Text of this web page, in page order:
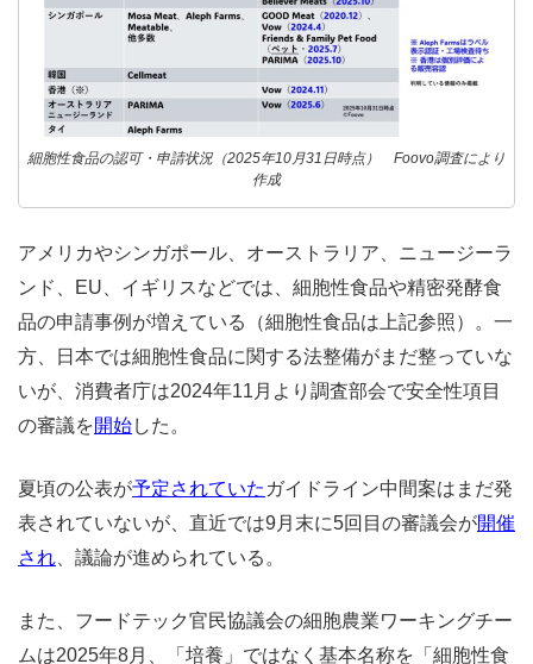
細胞性食品の認可・申請状況（2025年10月31日時点） Foovo調査により
作成
アメリカやシンガポール、オーストラリア、ニュージーラ
ンド、EU、イギリスなどでは、細胞性食品や精密発酵食
品の申請事例が増えている（細胞性食品は上記参照）。一
方、日本では細胞性食品に関する法整備がまだ整っていな
いが、消費者庁は2024年11月より調査部会で安全性項目
の審議を開始した。
夏頃の公表が予定されていた ガイドライン中間案はまだ発
表されていないが、直近では9月末に5回目の審議会が開催
され 、議論が進められている。
また、フードテック官民協議会の細胞農業ワーキングチー
ムは2025年8月、「培養」ではなく基本名称を「細胞性食